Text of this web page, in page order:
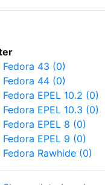
Fedora 43 (0)
Fedora 44 (0)
Fedora EPEL 10.2 (0)
Fedora EPEL 10.3 (0)
Fedora EPEL 8 (0)
Fedora EPEL 9 (0)
Fedora Rawhide (0)